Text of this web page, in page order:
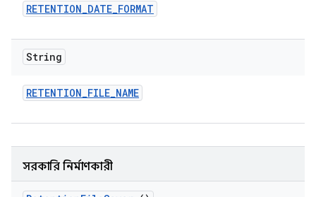
RETENTION_DATE_FORMAT
String
RETENTION_FILE_NAME
সরকারি নির্মাণকারী